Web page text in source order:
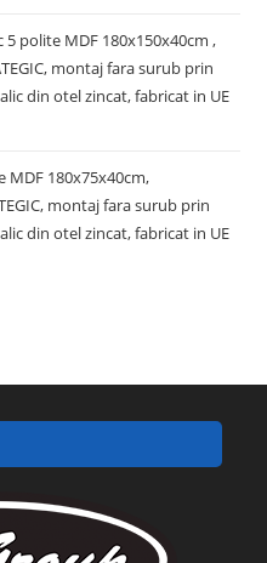
5 polite MDF 180x150x40cm ,
montaj fara surub prin
din otel zincat, fabricat in UE
MDF 180x75x40cm,
montaj fara surub prin
din otel zincat, fabricat in UE